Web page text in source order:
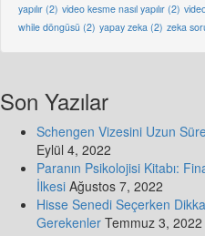
yapılır (2) video kesme nasıl yapılır (2)
while döngüsü (2) yapay zeka (2) zeka
Son Yazılar
Schengen Vizesini Uzun
Eylül 4, 2022
Paranın Psikolojisi Kitabı:
İlkesi Ağustos 7, 2022
Hisse Senedi Seçerken
Gerekenler Temmuz 3, 2022